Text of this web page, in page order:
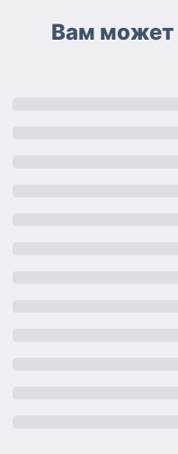
Вам может